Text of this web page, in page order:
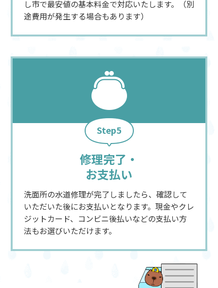
し市で最安値の基本料金で対応いたします。（別
途費用が発生する場合もあります）
Step5
修理完了・
お支払い
洗面所の水道修理が完了しましたら、確認して
いただいた後にお支払いとなります。現金やクレ
ジットカード、コンビニ後払いなどの支払い方
法もお選びいただけます。